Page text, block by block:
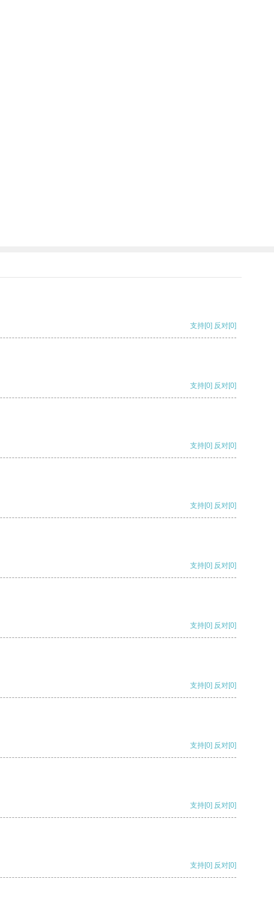
支持[0] 反对[0]
支持[0] 反对[0]
支持[0] 反对[0]
支持[0] 反对[0]
支持[0] 反对[0]
支持[0] 反对[0]
支持[0] 反对[0]
支持[0] 反对[0]
支持[0] 反对[0]
支持[0] 反对[0]